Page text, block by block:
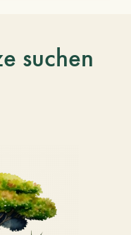
suchen